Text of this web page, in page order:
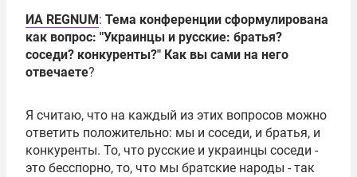
ИА REGNUM: Тема конференции сформулирована
как вопрос: "Украинцы и русские: братья?
соседи? конкуренты?" Как вы сами на него
отвечаете?
Я считаю, что на каждый из этих вопросов можно
ответить положительно: мы и соседи, и братья, и
конкуренты. То, что русские и украинцы соседи -
это бесспорно, то, что мы братские народы - так